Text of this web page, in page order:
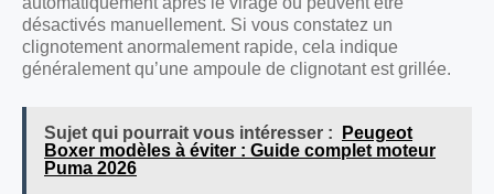
désactivés manuellement. Si vous constatez un
clignotement anormalement rapide, cela indique
généralement qu’une ampoule de clignotant est grillée.
Sujet qui pourrait vous intéresser :
Peugeot
Boxer modèles à éviter : Guide complet moteur
Puma 2026